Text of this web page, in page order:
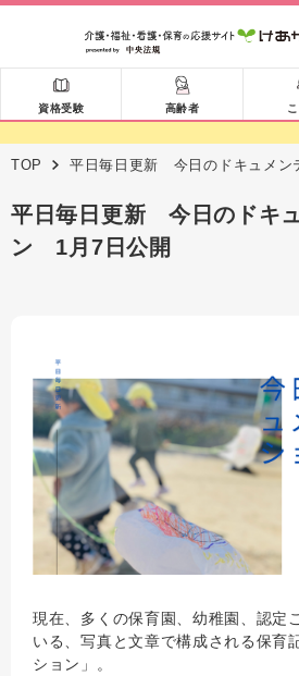
資格受験 高齢者
TOP 平日毎日更新 今日のドキュメ
平日毎日更新 今日のドキ
ン 1月7日公開
現在、多くの保育園、幼稚園、認定
いる、写真と文章で構成される保育
ション」。